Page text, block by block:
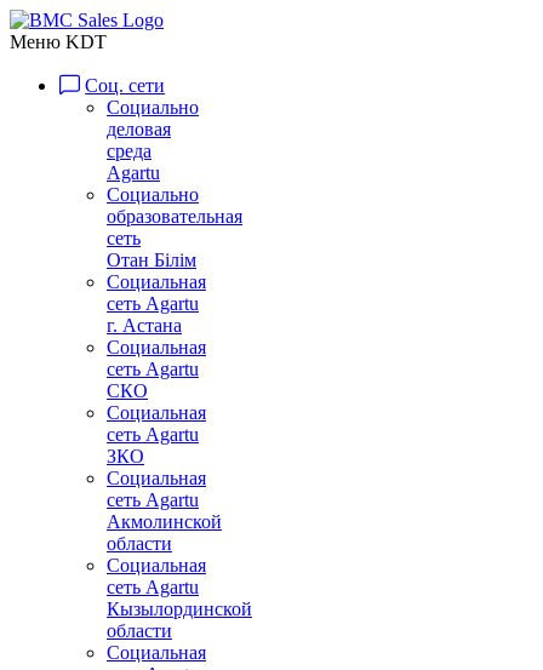
Меню KDT
Соц. сети
Социально
деловая
среда
Agartu
Социально
образовательная
сеть
Отан Бiлiм
Социальная
сеть Agartu
г. Астана
Социальная
сеть Agartu
СКО
Социальная
сеть Agartu
ЗКО
Социальная
сеть Agartu
Акмолинской
области
Социальная
сеть Agartu
Кызылординской
области
Социальная